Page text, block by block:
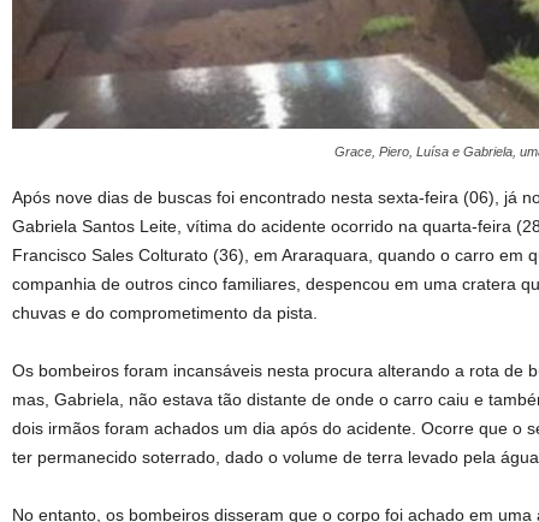
Grace, Piero, Luísa e Gabriela,
Após nove dias de buscas foi encontrado nesta sexta-feira (06), já
Gabriela Santos Leite, vítima do acidente ocorrido na quarta-feira
Francisco Sales Colturato (36), em Araraquara, quando o carro em
companhia de outros cinco familiares, despencou em uma cratera
chuvas e do comprometimento da pista.
Os bombeiros foram incansáveis nesta procura alterando a rota de
mas, Gabriela, não estava tão distante de onde o carro caiu e
dois irmãos foram achados um dia após do acidente. Ocorre que o
ter permanecido soterrado, dado o volume de terra levado pela
No entanto, os bombeiros disseram que o corpo foi achado em